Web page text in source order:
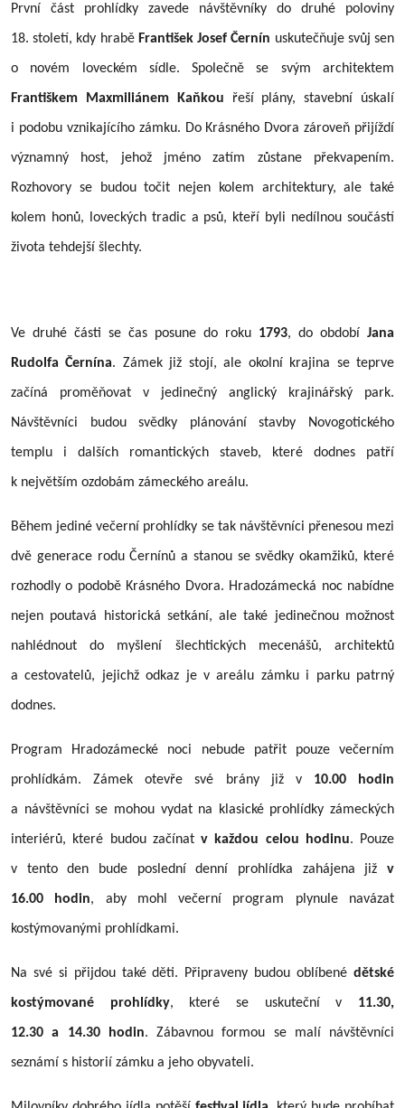
První část prohlídky zavede návštěvníky do druhé poloviny
18. století, kdy hrabě František Josef Černín uskutečňuje svůj sen
o novém loveckém sídle. Společně se svým architektem
Františkem Maxmiliánem Kaňkou řeší plány, stavební úskalí
i podobu vznikajícího zámku. Do Krásného Dvora zároveň přijíždí
významný host, jehož jméno zatím zůstane překvapením.
Rozhovory se budou točit nejen kolem architektury, ale také
kolem honů, loveckých tradic a psů, kteří byli nedílnou součástí
života tehdejší šlechty.
Ve druhé části se čas posune do roku 1793, do období Jana
Rudolfa Černína. Zámek již stojí, ale okolní krajina se teprve
začíná proměňovat v jedinečný anglický krajinářský park.
Návštěvníci budou svědky plánování stavby Novogotického
templu i dalších romantických staveb, které dodnes patří
k největším ozdobám zámeckého areálu.
Během jediné večerní prohlídky se tak návštěvníci přenesou mezi
dvě generace rodu Černínů a stanou se svědky okamžiků, které
rozhodly o podobě Krásného Dvora. Hradozámecká noc nabídne
nejen poutavá historická setkání, ale také jedinečnou možnost
nahlédnout do myšlení šlechtických mecenášů, architektů
a cestovatelů, jejichž odkaz je v areálu zámku i parku patrný
dodnes.
Program Hradozámecké noci nebude patřit pouze večerním
prohlídkám. Zámek otevře své brány již v 10.00 hodin
a návštěvníci se mohou vydat na klasické prohlídky zámeckých
interiérů, které budou začínat v každou celou hodinu. Pouze
v tento den bude poslední denní prohlídka zahájena již v
16.00 hodin, aby mohl večerní program plynule navázat
kostýmovanými prohlídkami.
Na své si přijdou také děti. Připraveny budou oblíbené dětské
kostýmované prohlídky, které se uskuteční v 11.30,
12.30 a 14.30 hodin. Zábavnou formou se malí návštěvníci
seznámí s historií zámku a jeho obyvateli.